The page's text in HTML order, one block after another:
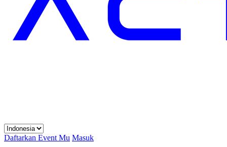
Daftarkan Event Mu Masuk